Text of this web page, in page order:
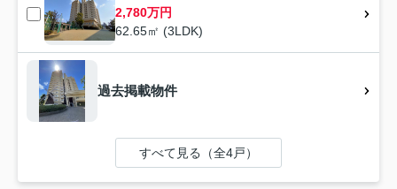
2,780万円
62.65㎡ (3LDK)
過去掲載物件
すべて見る（全4戸）